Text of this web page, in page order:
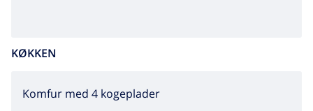
KØKKEN
Komfur med 4 kogeplader